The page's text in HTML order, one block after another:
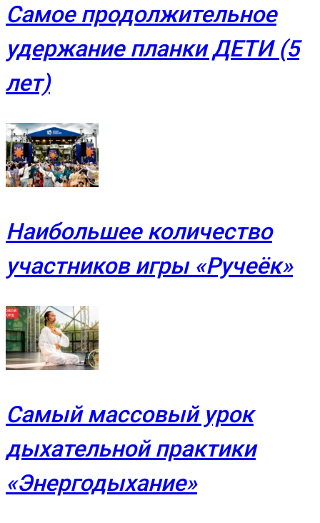
Самое продолжительное
удержание планки ДЕТИ (5
лет)
Наибольшее количество
участников игры «Ручеёк»
Самый массовый урок
дыхательной практики
«Энергодыхание»